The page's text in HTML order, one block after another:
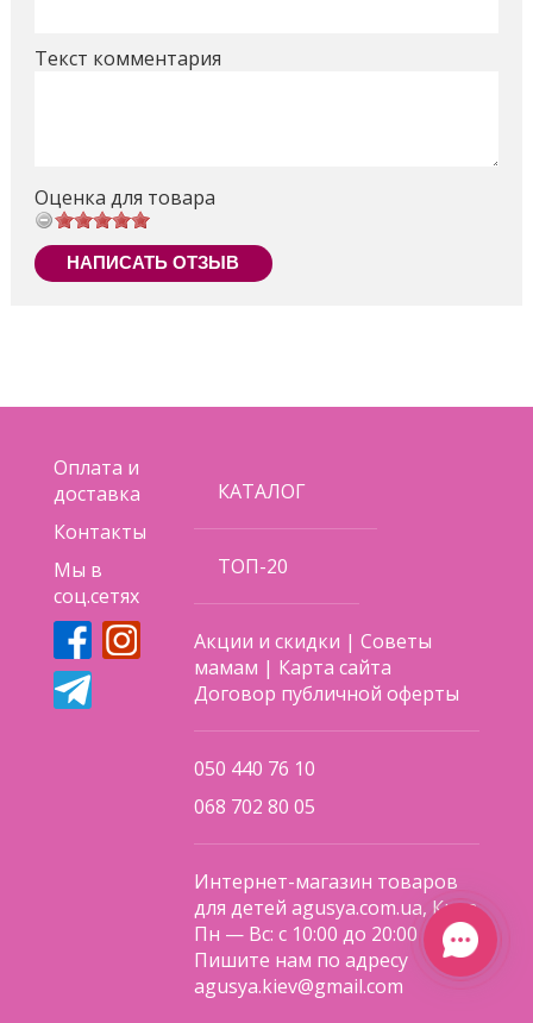
Текст комментария
Оценка для товара
НАПИСАТЬ ОТЗЫВ
Оплата и
доставка
Контакты
Мы в
соц.сетях
КАТАЛОГ
ТОП-20
Акции и скидки |Советы
мамам | Карта сайта
Договор публичной оферты
050 440 76 10
068 702 80 05
Интернет-магазин товаров
для детей agusya.com.ua, Киев
Пн — Вс: с 10:00 до 20:00
Пишите нам по адресу
agusya.kiev@gmail.com